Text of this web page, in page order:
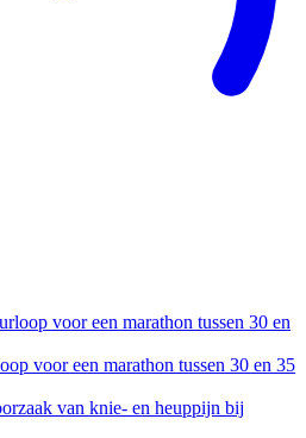
voor een marathon tussen 30 en 35